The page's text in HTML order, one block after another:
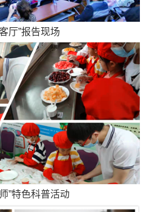
厅”报告现场
”特色科普活动